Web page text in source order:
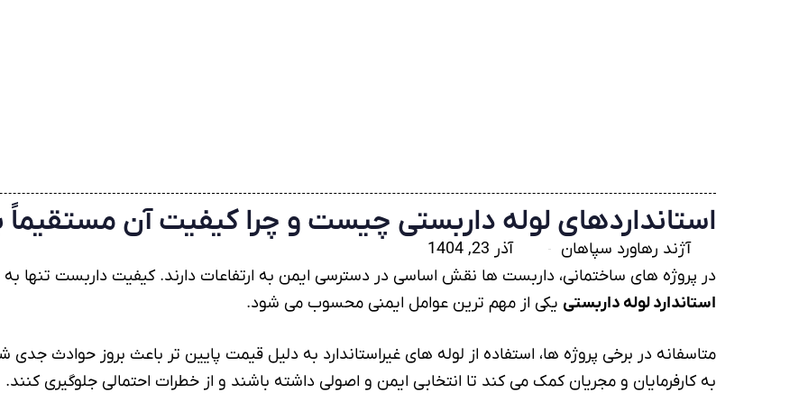
استانداردهای لوله داربستی چیست و چرا کیفیت آن مستقیماً بر
آژند رهاورد سپاهان
آذر 23, 1404
در پروژه های ساختمانی، داربست ها نقش اساسی در دسترسی ایمن به ارتفاعات دارند. کیفیت داربست تنها
استانداردلوله داربستی یکی از مهم ترین عوامل ایمنی محسوب می شود.
متاسفانه در برخی پروژه ها، استفاده از لوله های غیراستاندارد به دلیل قیمت پایین تر باعث بروز حوادث
به کارفرمایان و مجریان کمک می کند تا انتخابی ایمن و اصولی داشته باشند و از خطرات احتمالی جلوگیری کنند.